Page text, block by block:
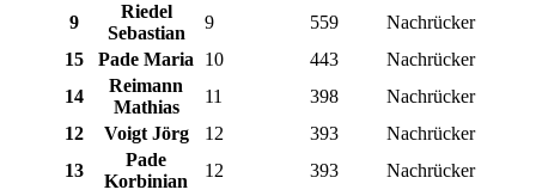
9
Riedel
Sebastian
9 559
Nachrücker
15
Pade Maria 10 443
Nachrücker
14
Reimann
Mathias
11 398
Nachrücker
12
Voigt Jörg 12 393
Nachrücker
13
Pade
Korbinian
12 393 Nachrücker